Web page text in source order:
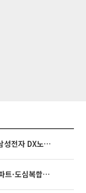
3445억 자사주 지급 마쳤는데...삼성전자 DX노조, 뒤늦은 '떼쓰기 집회'
영끌 '주택공급' 대책 임박⋯비아파트·도심복합까지 총동원